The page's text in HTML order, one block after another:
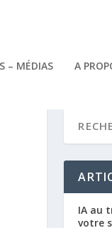
– MÉDIAS A
IA au
votre